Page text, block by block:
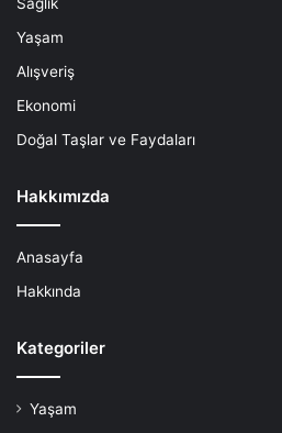
Yaşam
Alışveriş
Ekonomi
Doğal Taşlar ve Faydaları
Hakkımızda
Anasayfa
Hakkında
Kategoriler
Yaşam